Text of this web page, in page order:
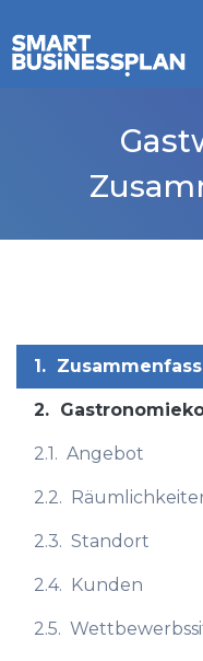
1.
2.
2.1. Angebot
2.2.
2.3. Standort
2.4. Kunden
2.5.